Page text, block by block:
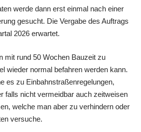
werde dann erst einmal nach einer
gesucht. Die Vergabe des Auftrags
2026 erwartet.
mit rund 50 Wochen Bauzeit zu
wieder normal befahren werden kann.
es zu Einbahnstraßenregelungen,
falls nicht vermeidbar auch zeitweisen
welche man aber zu verhindern oder
versuche.